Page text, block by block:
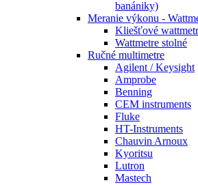
banániky)
Meranie výkonu -
Kliešťové
Wattmetre stolné
Ručné multimetre
Agilent / Keysight
Amprobe
Benning
CEM instruments
Fluke
HT-Instruments
Chauvin Arnoux
Kyoritsu
Lutron
Mastech